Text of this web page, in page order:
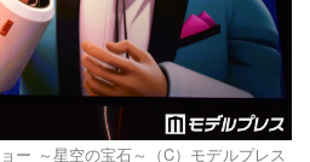
ー ～星空の宝石～（C）モデルプレス